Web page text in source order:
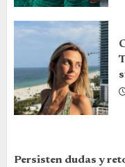
Persisten dudas y